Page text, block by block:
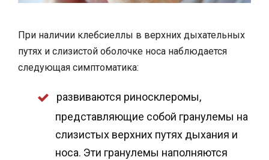
При наличии клебсиеллы в верхних дыхательных
путях и слизистой оболочке носа наблюдается
следующая симптоматика:
развиваются риносклеромы,
представляющие собой гранулемы на
слизистых верхних путях дыхания и
носа. Эти гранулемы наполняются